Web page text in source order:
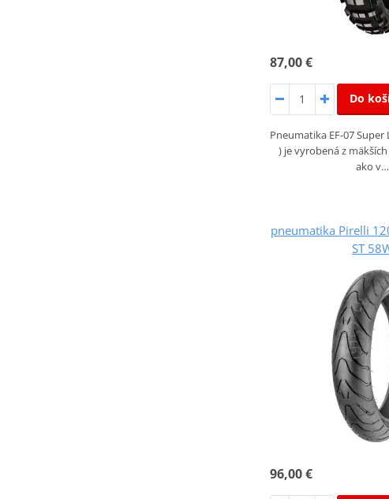
87,00 €
Do
Pneumatika EF-07
) je vyrobená z
ako v…
pneumatika Pirelli
ST
96,00 €